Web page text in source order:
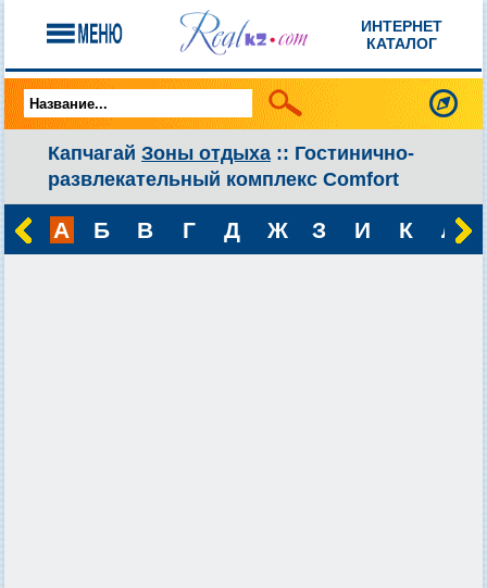
ИНТЕРНЕТ
КАТАЛОГ
Капчагай Зоны отдыха :: Гостинично-
развлекательный комплекс Comfort
А Б В Г Д Ж З И К Л